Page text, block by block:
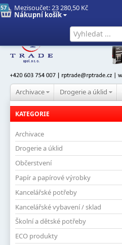
57 Mezisoučet:23 280,50 Kč
Nákupní košík
Archivace Drogerie a úklid
KATEGORIE
Archivace
Drogerie a úklid
Občerstvení
Papír a papírové výrobky
Kancelářské potřeby
Kancelářské vybavení / sklad
Školní a dětské potřeby
ECO produkty